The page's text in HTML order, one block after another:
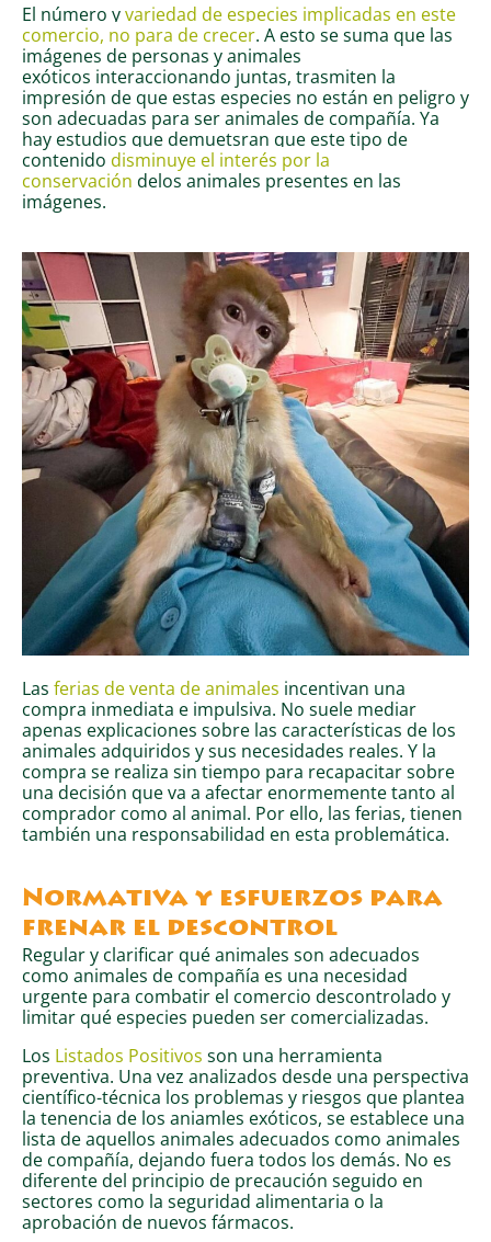
El número yvariedad de especies implicadas en este
comercio, no para de crecer. A esto se suma que las
imágenes de personas y animales
exóticos interaccionando juntas, trasmiten la
impresión de que estas especies no están en peligro y
son adecuadas para ser animales de compañía. Ya
hay estudios que demuetsran que este tipo de
contenido disminuye el interés por la
conservación delos animales presentes en las
imágenes.
Las ferias de venta de animales incentivan una
compra inmediata e impulsiva. No suele mediar
apenas explicaciones sobre las características de los
animales adquiridos y sus necesidades reales. Y la
compra se realiza sin tiempo para recapacitar sobre
una decisión que va a afectar enormemente tanto al
comprador como al animal. Por ello, las ferias, tienen
también una responsabilidad en esta problemática.
Normativa y esfuerzos para
frenar el descontrol
Regular y clarificar qué animales son adecuados
como animales de compañía es una necesidad
urgente para combatir el comercio descontrolado y
limitar qué especies pueden ser comercializadas.
Los Listados Positivos son una herramienta
preventiva. Una vez analizados desde una perspectiva
científico-técnica los problemas y riesgos que plantea
la tenencia de los aniamles exóticos, se establece una
lista de aquellos animales adecuados como animales
de compañía, dejando fuera todos los demás. No es
diferente del principio de precaución seguido en
sectores como la seguridad alimentaria o la
aprobación de nuevos fármacos.